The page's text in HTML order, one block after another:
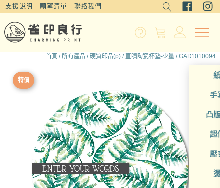
支援說明 願望清單 聯絡我們
手
凸
超
壓
首頁 /所有產品 /硬質印品(p) / 直噴陶瓷杯墊-少量 / GAD1010094
特價